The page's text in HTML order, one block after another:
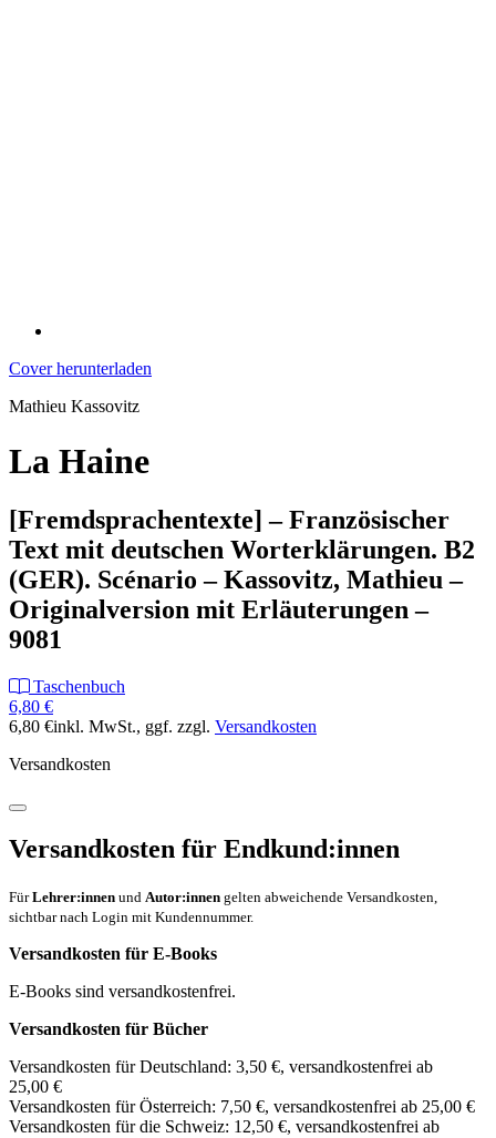
Cover herunterladen
Mathieu Kassovitz
La Haine
[Fremdsprachentexte] – Französischer
Text mit deutschen Worterklärungen. B2
(GER). Scénario – Kassovitz, Mathieu –
Originalversion mit Erläuterungen –
9081
Taschenbuch
6,80 €
6,80 €inkl. MwSt., ggf. zzgl. Versandkosten
Versandkosten
Versandkosten für Endkund:innen
FürLehrer:innen und Autor:innen gelten abweichende Versandkosten,
sichtbar nach Login mit Kundennummer.
Versandkosten für E-Books
E-Books sind versandkostenfrei.
Versandkosten für Bücher
Versandkosten für Deutschland: 3,50 €, versandkostenfrei ab
25,00 €
Versandkosten für Österreich: 7,50 €, versandkostenfrei ab 25,00 €
Versandkosten für die Schweiz: 12,50 €, versandkostenfrei ab